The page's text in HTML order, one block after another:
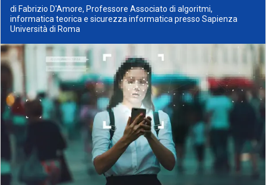
di Fabrizio D'Amore, Professore Associato di algoritmi,
informatica teorica e sicurezza informatica presso Sapienza
Università di Roma